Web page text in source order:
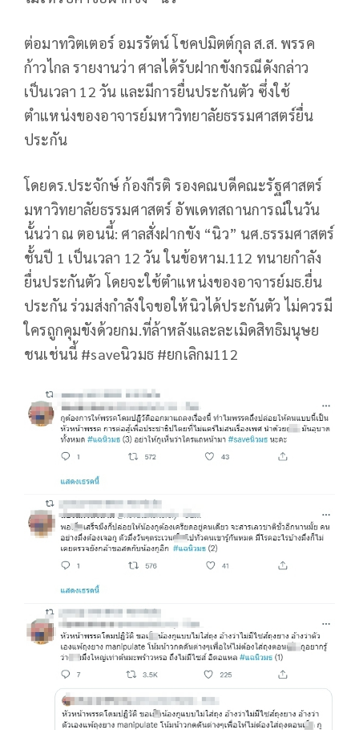
ต่อมาทวิตเตอร์ อมรรัตน์ โชคปมิตต์กุล ส.ส. พรรค
ก้าวไกล รายงานว่า ศาลได้รับฝากขังกรณีดังกล่าว
เป็นเวลา 12 วัน และมีการยื่นประกันตัว ซึ่งใช้
ตำแหน่งของอาจารย์มหาวิทยาลัยธรรมศาสตร์ยื่น
ประกัน
โดยดร.ประจักษ์ ก้องกีรติ รองคณบดีคณะรัฐศาสตร์
มหาวิทยาลัยธรรมศาสตร์ อัพเดทสถานการณ์ในวัน
นั้นว่า ณ ตอนนี้: ศาลสั่งฝากขัง “นิว” นศ.ธรรมศาสตร์
ชั้นปี 1 เป็นเวลา 12 วัน ในข้อหาม.112 ทนายกำลัง
ยื่นประกันตัว โดยจะใช้ตำแหน่งของอาจารย์มธ.ยื่น
ประกัน ร่วมส่งกำลังใจขอให้นิวได้ประกันตัว ไม่ควรมี
ใครถูกคุมขังด้วยกม.ที่ล้าหลังและละเมิดสิทธิมนุษย
ชนเช่นนี้ #saveนิวมธ #ยกเลิกม112